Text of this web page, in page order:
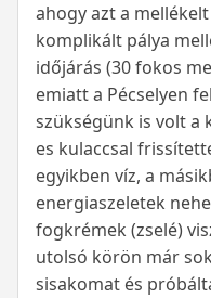
ahogy azt a
komplikált pálya
időjárás (30 fokos
emiatt a Pécselyen
szükségünk is volt a
es kulaccsal
egyikben víz, a
energiaszeletek
fogkrémek (zselé)
utolsó körön már
sisakomat és